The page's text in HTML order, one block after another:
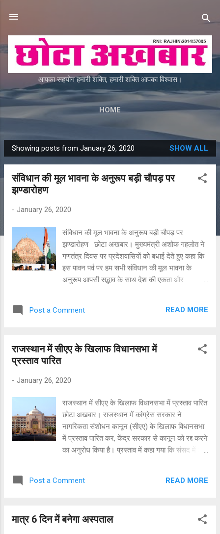
आपका सहयोग हमारी शक्ति, हमारी शक्ति आपका विश्वास।
HOME
P
o
Showing posts from January 26, 2020 SHOW ALL
संविधान की मूल भावना के अनुरूप बड़ी चौपड़ पर
झण्डारोहण
- January 26, 2020
संविधान की मूल भावना के अनुरूप बड़ी चौपड़ पर
झण्डारोहण छोटा अखबार। मुख्यमंत्री अशोक गहलोत ने
गणतंत्र दिवस पर प्रदेशवासियों को बधाई देते हुए कहा कि
इस पावन पर्व पर हम सभी संविधान की मूल भावना के
अनुरूप आपसी सद्भाव के साथ देश की एकता और
सम्बोधित किया। उन्होने कहा कि भारतीय संविधान के
जवाहर लाल नेहरू, मौलाना आजाद सहित अन्य महान
प्रधानमंत्री श्रीमती इंदिरा गांधी, राजीव गांधी और पंजाब
के मुख्यमंत्री बेअंत सिंह शहीद हो गए, लेकिन देश को
तोड़ने वाली ताकतों के मंसूबों को कामयाब नहीं होने दिया।
मुख्यमंत्री ने कहा कि यह दिन संवैधानिक मूल्यों में लोगों की
आस्था का प्रतीक है। हमारा प्रयास होना चाहिए कि
संविधान की भावना के अनुरूप मुल्क चले और आगे बढ़े।
मुख्यमंत्री ने प्रदेशवासियों का आह्वान ...
Post a Comment READ MORE
राजस्थान में सीएए के खिलाफ विधानसभा में
प्रस्ताव पारित
- January 26, 2020
राजस्थान में सीएए के खिलाफ विधानसभा में प्रस्ताव पारित
छोटा अखबार। राजस्थान में कांग्रेस सरकार ने
नागरिकता संशोधन कानून (सीएए) के खिलाफ विधानसभा
में प्रस्ताव पारित कर, केंद्र सरकार से कानून को रद्द करने
का अनुरोध किया है। प्रस्ताव में कहा गया कि संसद में हाल
के आधार पर इस तरह का भेदभाव संविधान में निहित
ऐसा पहली बार हुआ है कि एक ऐसा कानून पारित हुआ, जो
Post a Comment READ MORE
मात्र 6 दिन में बनेगा अस्पताल